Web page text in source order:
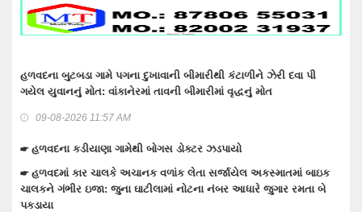
બાઇક
બે
વાંકાનેર બાઉન્ડ્રી નજીકથી 1.93 કરોડનો દારૂ-બિયર ભરેલ ટ્રક પકડવાના
ગુનામાં 5 મહિને 3 આરોપી પકડાયા: રિમાન્ડ લેવા તજવીજ
08-08-2026 09:30 AM
☛ તેરા તુજકો અર્પણ: વાંકાનેર સિટી પોલીસે રોકડ, મોબાઈલ અને બાઇક
સહિત લાખોનો મુદામાલ અરજદારોને પરત કર્યો
☛ વાંકાનેરના ગુંદાખડા ગામે રેતી ભરેલા ટ્રક ઉપર ચડીને કામ કરતા
ઇલેક્ટ્રીક શોટ લાગતા મોત